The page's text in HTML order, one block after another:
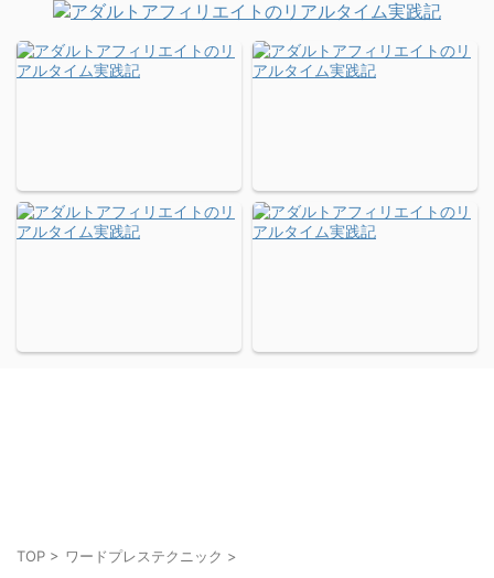
TOP > ワードプレステクニック >